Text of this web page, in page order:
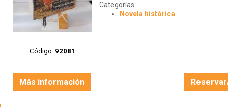
Código: 92081
Categorías:
Novela histórica
Más información